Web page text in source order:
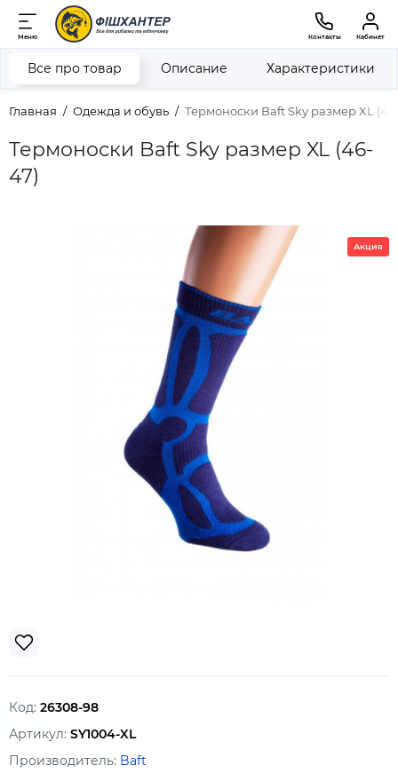
Меню Контакты Кабинет
Главная Одежда и обувь Термоноски Baft Sky размер XL
Термоноски Baft Sky размер XL (46-
47)
Все про товар Описание Характеристики
Акция
Код: 26308-98
Артикул: SY1004-XL
Производитель: Baft